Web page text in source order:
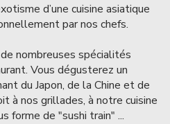
d’une cuisine asiatique
par nos chefs.
nombreuses spécialités
Vous dégusterez un
du Japon, de la Chine et de
à nos grillades, à notre cuisine
forme de "sushi train" ...